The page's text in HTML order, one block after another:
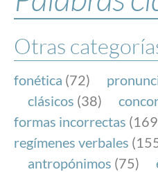
ESPECIALES
NOTICIAS
SOBRE LA
FundéuRAE es una
y la Real Academia
el buen uso del
Internet.
Otras
fonética (72)
clásicos (38)
formas incorrectas
regímenes verbales
antropónimos (75)